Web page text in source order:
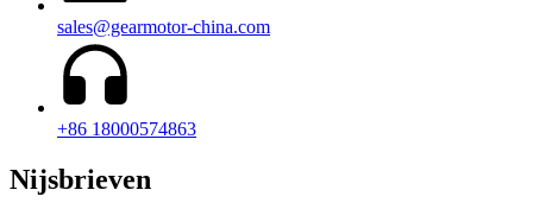
sales@gearmotor-china.com
+86 18000574863
Nijsbrieven